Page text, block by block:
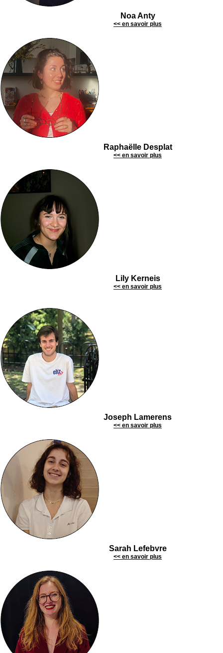
Noa Anty
<< en savoir plus
Raphaëlle Desplat
<< en savoir plus
Lily Kerneis
<< en savoir plus
Joseph Lamerens
<< en savoir plus
Sarah Lefebvre
<< en savoir plus